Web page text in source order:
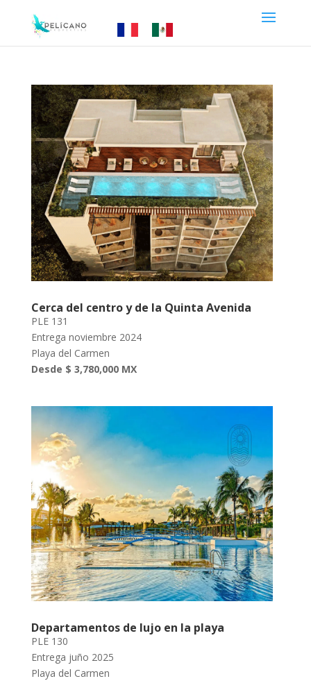
Cerca del centro y de la Quinta Avenida
PLE 131
Entrega noviembre 2024
Playa del Carmen
Desde $ 3,780,000 MX
Departamentos de lujo en la playa
PLE 130
Entrega juño 2025
Playa del Carmen